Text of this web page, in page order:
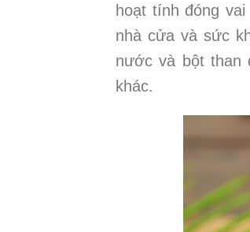
hoạt tính đóng
nhà cửa và sức
nước và bột than
khác.